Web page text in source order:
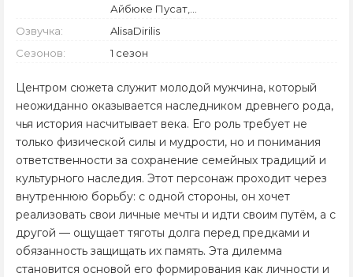
Айбюке Пусат,...
Озвучка:
AlisaDirilis
Сезонов:
1 сезон
Центром сюжета служит молодой мужчина, который
неожиданно оказывается наследником древнего рода,
чья история насчитывает века. Его роль требует не
только физической силы и мудрости, но и понимания
ответственности за сохранение семейных традиций и
культурного наследия. Этот персонаж проходит через
внутреннюю борьбу: с одной стороны, он хочет
реализовать свои личные мечты и идти своим путём, а с
другой — ощущает тяготы долга перед предками и
обязанность защищать их память. Эта дилемма
становится основой его формирования как личности и